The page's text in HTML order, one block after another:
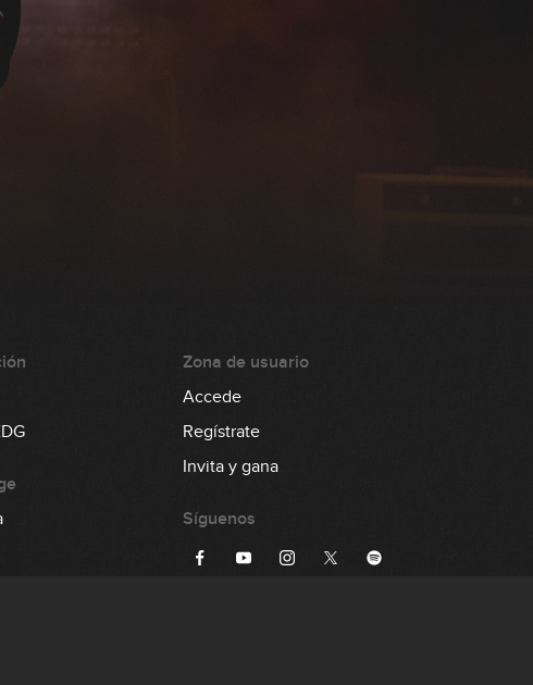
Zona de usuario
Accede
Regístrate
Invita y gana
Síguenos